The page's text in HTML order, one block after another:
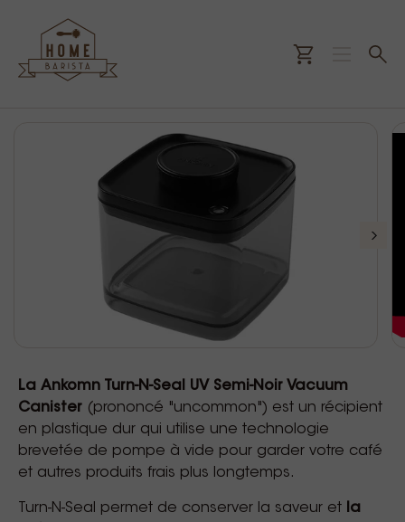
La Ankomn Turn-N-Seal UV Semi-Noir Vacuum
Canister (prononcé "uncommon") est un récipient
en plastique dur qui utilise une technologie
brevetée de pompe à vide pour garder votre café
et autres produits frais plus longtemps.
Turn-N-Seal permet de conserver la saveur et
la